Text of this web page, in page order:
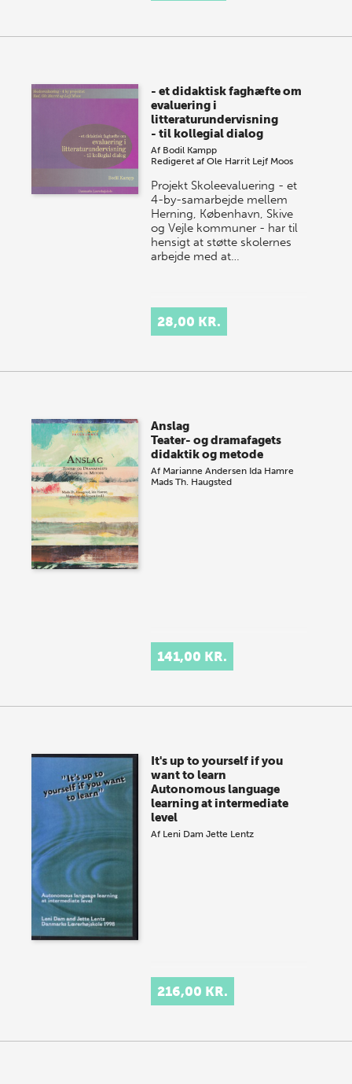
- et didaktisk faghæfte om
evaluering i
litteraturundervisning
- til kollegial dialog
Af Bodil Kampp
Redigeret afOle Harrit Lejf Moos
Projekt Skoleevaluering - et
4-by-samarbejde mellem
Herning, København, Skive
og Vejle kommuner - har til
hensigt at støtte skolernes
arbejde med at…
28,00 KR.
Anslag
Teater- og dramafagets
didaktik og metode
Af Marianne Andersen Ida Hamre
Mads Th. Haugsted
141,00 KR.
It's up to yourself if you
want to learn
Autonomous language
learning at intermediate
level
Af Leni Dam Jette Lentz
216,00 KR.